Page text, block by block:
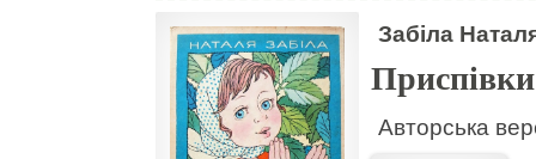
Забіла
Приспівки
Авторська